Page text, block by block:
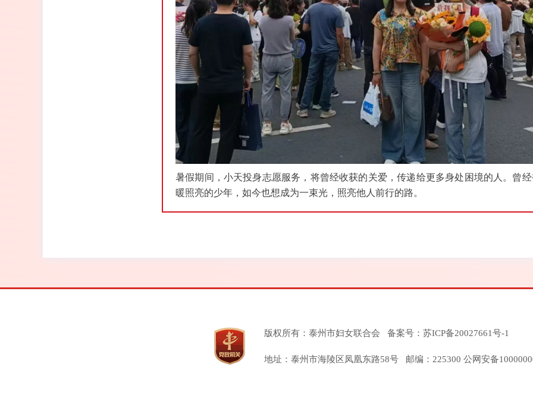
暑假期间，小天投身志愿服务，将曾经收获的关爱，传递给更多身处困境的人。曾
暖照亮的少年，如今也想成为一束光，照亮他人前行的路。
版权所有：泰州市妇女联合会 备案号： 苏ICP备20027661号-1
地址：泰州市海陵区凤凰东路58号 邮编：225300 公网安备